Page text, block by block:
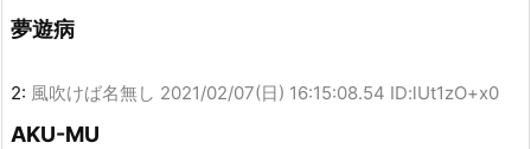
夢遊病
2: 風吹けば名無し 2021/02/07(日) 16:15:08.54 ID:lUt1zO+x0
AKU-MU